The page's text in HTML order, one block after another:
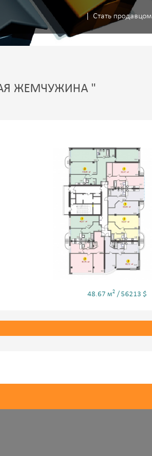
Стать продавцом
ЖЕМЧУЖИНА "
48.67 м2 / 56213 $